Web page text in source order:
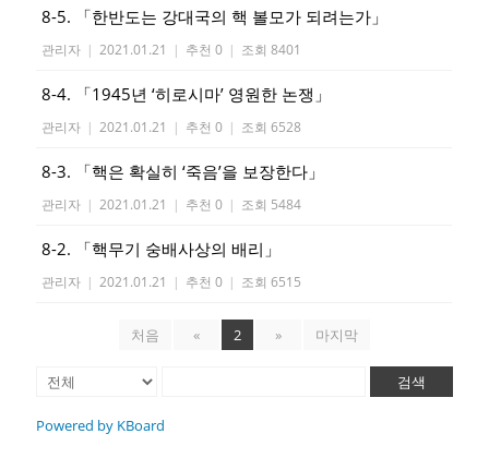
8-5. 「한반도는 강대국의 핵 볼모가 되려는가」
관리자 | 2021.01.21 | 추천 0 | 조회 8401
8-4. 「1945년 ‘히로시마’ 영원한 논쟁」
관리자 | 2021.01.21 | 추천 0 | 조회 6528
8-3. 「핵은 확실히 ‘죽음’을 보장한다」
관리자 | 2021.01.21 | 추천 0 | 조회 5484
8-2. 「핵무기 숭배사상의 배리」
관리자 | 2021.01.21 | 추천 0 | 조회 6515
처음 « 2 » 마지막
검색
Powered by KBoard